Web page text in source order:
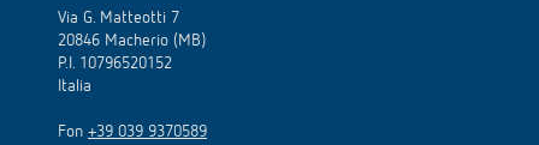
Via G. Matteotti 7
20846 Macherio (MB)
P.I. 10796520152
Italia
Fon +39 039 9370589